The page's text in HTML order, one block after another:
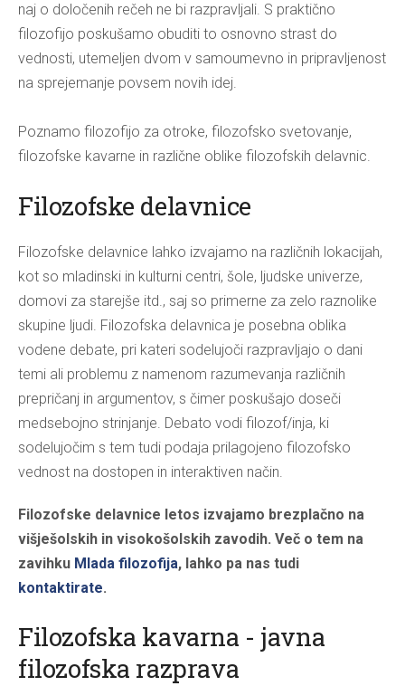
naj o določenih rečeh ne bi razpravljali. S praktično
filozofijo poskušamo obuditi to osnovno strast do
vednosti, utemeljen dvom v samoumevno in pripravljenost
na sprejemanje povsem novih idej.
Poznamo filozofijo za otroke, filozofsko svetovanje,
filozofske kavarne in različne oblike filozofskih delavnic.
Filozofske delavnice
Filozofske delavnice lahko izvajamo na različnih lokacijah,
kot so mladinski in kulturni centri, šole, ljudske univerze,
domovi za starejše itd., saj so primerne za zelo raznolike
skupine ljudi. Filozofska delavnica je posebna oblika
vodene debate, pri kateri sodelujoči razpravljajo o dani
temi ali problemu z namenom razumevanja različnih
prepričanj in argumentov, s čimer poskušajo doseči
medsebojno strinjanje. Debato vodi filozof/inja, ki
sodelujočim s tem tudi podaja prilagojeno filozofsko
vednost na dostopen in interaktiven način.
Filozofske delavnice letos izvajamo brezplačno na
višješolskih in visokošolskih zavodih. Več o tem na
zavihku Mlada filozofija, lahko pa nas tudi
kontaktirate.
Filozofska kavarna - javna
filozofska razprava